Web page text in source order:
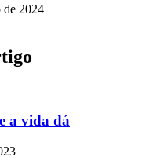
de 2024
a vida dá